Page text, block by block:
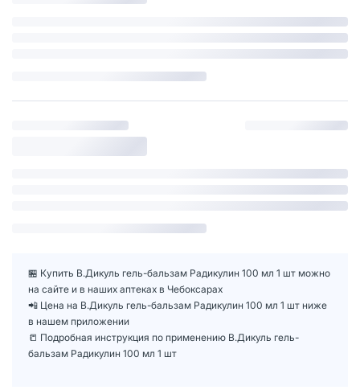
🏪 Купить В.Дикуль гель-бальзам Радикулин 100 мл 1 шт можно
на сайте и в наших аптеках в Чебоксарах
📲 Цена на В.Дикуль гель-бальзам Радикулин 100 мл 1 шт ниже
в нашем приложении
📒 Подробная инструкция по применению В.Дикуль гель-
бальзам Радикулин 100 мл 1 шт